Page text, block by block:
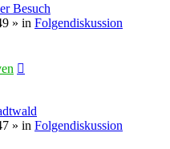
Besuch
» in Folgendiskussion
» in Folgendiskussion